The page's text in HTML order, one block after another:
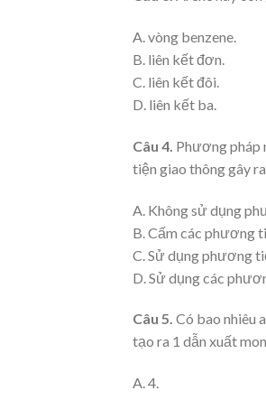
A. vòng benzene.
B. liên kết đơn.
C. liên kết đôi.
D. liên kết ba.
Câu 4. Phương pháp
tiện giao thông gây
A. Không sử dụng
B. Cấm các phương
C. Sử dụng phương
D. Sử dụng các
Câu 5. Có bao nhiêu
tạo ra 1 dẫn xuất
A. 4.